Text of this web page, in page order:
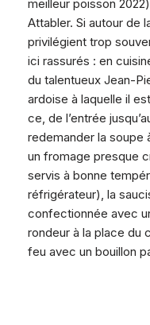
meilleur poisson
Attabler. Si autour de
privilégient trop
ici rassurés : en
du talentueux Jean-
ardoise à laquelle il
ce, de l’entrée
redemander la soupe
un fromage presque
servis à bonne
réfrigérateur), la
confectionnée avec
rondeur à la place du
feu avec un bouillon